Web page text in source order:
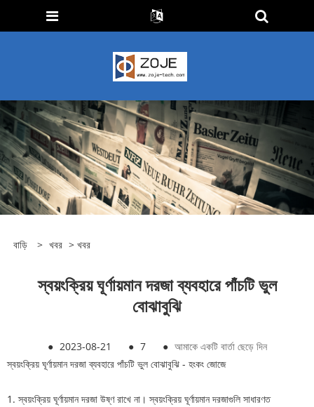
বাড়ি > খবর > খবর
স্বয়ংক্রিয় ঘূর্ণায়মান দরজা ব্যবহারে পাঁচটি ভুল
বোঝাবুঝি
● 2023-08-21 ● 7 ● আমাকে একটি বার্তা ছেড়ে দিন
স্বয়ংক্রিয় ঘূর্ণায়মান দরজা ব্যবহারে পাঁচটি ভুল বোঝাবুঝি - হংকং জোজে
1. স্বয়ংক্রিয় ঘূর্ণায়মান দরজা উষ্ণ রাখে না। স্বয়ংক্রিয় ঘূর্ণায়মান দরজাগুলি সাধারণত